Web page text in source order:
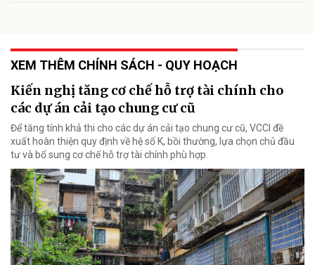
XEM THÊM CHÍNH SÁCH - QUY HOẠCH
Kiến nghị tăng cơ chế hỗ trợ tài chính cho
các dự án cải tạo chung cư cũ
Để tăng tính khả thi cho các dự án cải tạo chung cư cũ, VCCI đề
xuất hoàn thiện quy định về hệ số K, bồi thường, lựa chọn chủ đầu
tư và bổ sung cơ chế hỗ trợ tài chính phù hợp.